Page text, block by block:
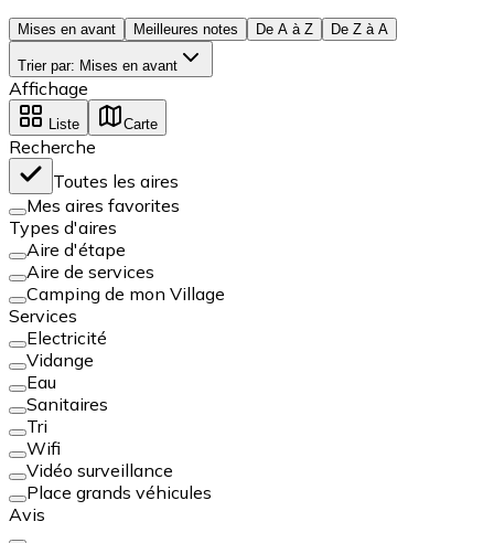
Mises en avant Meilleures notes De A à Z De Z à A
Trier par: Mises en avant
Affichage
Liste Carte
Recherche
Toutes les aires
Mes aires favorites
Types d'aires
Aire d'étape
Aire de services
Camping de mon Village
Services
Electricité
Vidange
Eau
Sanitaires
Tri
Wifi
Vidéo surveillance
Place grands véhicules
Avis